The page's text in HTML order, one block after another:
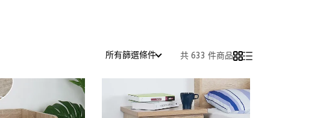
所有篩選條件 共 633 件商品